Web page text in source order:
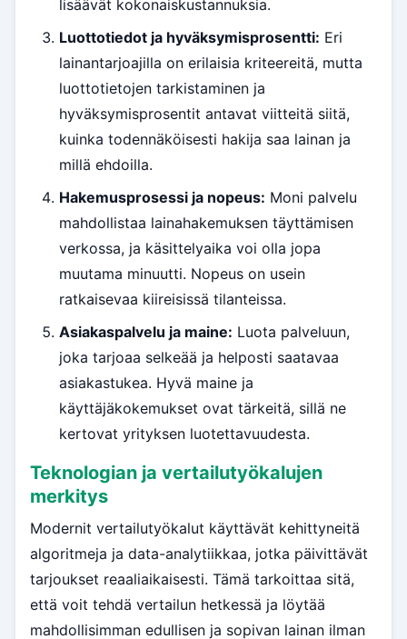
lisäävät kokonaiskustannuksia.
Luottotiedot ja hyväksymisprosentti: Eri
lainantarjoajilla on erilaisia kriteereitä, mutta
luottotietojen tarkistaminen ja
hyväksymisprosentit antavat viitteitä siitä,
kuinka todennäköisesti hakija saa lainan ja
millä ehdoilla.
Hakemusprosessi ja nopeus: Moni palvelu
mahdollistaa lainahakemuksen täyttämisen
verkossa, ja käsittelyaika voi olla jopa
muutama minuutti. Nopeus on usein
ratkaisevaa kiireisissä tilanteissa.
Asiakaspalvelu ja maine: Luota palveluun,
joka tarjoaa selkeää ja helposti saatavaa
asiakastukea. Hyvä maine ja
käyttäjäkokemukset ovat tärkeitä, sillä ne
kertovat yrityksen luotettavuudesta.
Teknologian ja vertailutyökalujen
merkitys
Modernit vertailutyökalut käyttävät kehittyneitä
algoritmeja ja data-analytiikkaa, jotka päivittävät
tarjoukset reaaliaikaisesti. Tämä tarkoittaa sitä,
että voit tehdä vertailun hetkessä ja löytää
mahdollisimman edullisen ja sopivan lainan ilman